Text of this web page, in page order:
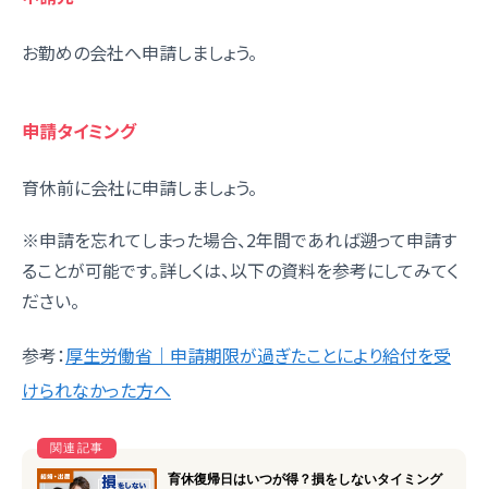
お勤めの会社へ申請しましょう。
申請タイミング
育休前に会社に申請しましょう。
※申請を忘れてしまった場合、2年間であれば遡って申請す
ることが可能です。詳しくは、以下の資料を参考にしてみてく
ださい。
参考：厚生労働省｜申請期限が過ぎたことにより給付を受
けられなかった方へ